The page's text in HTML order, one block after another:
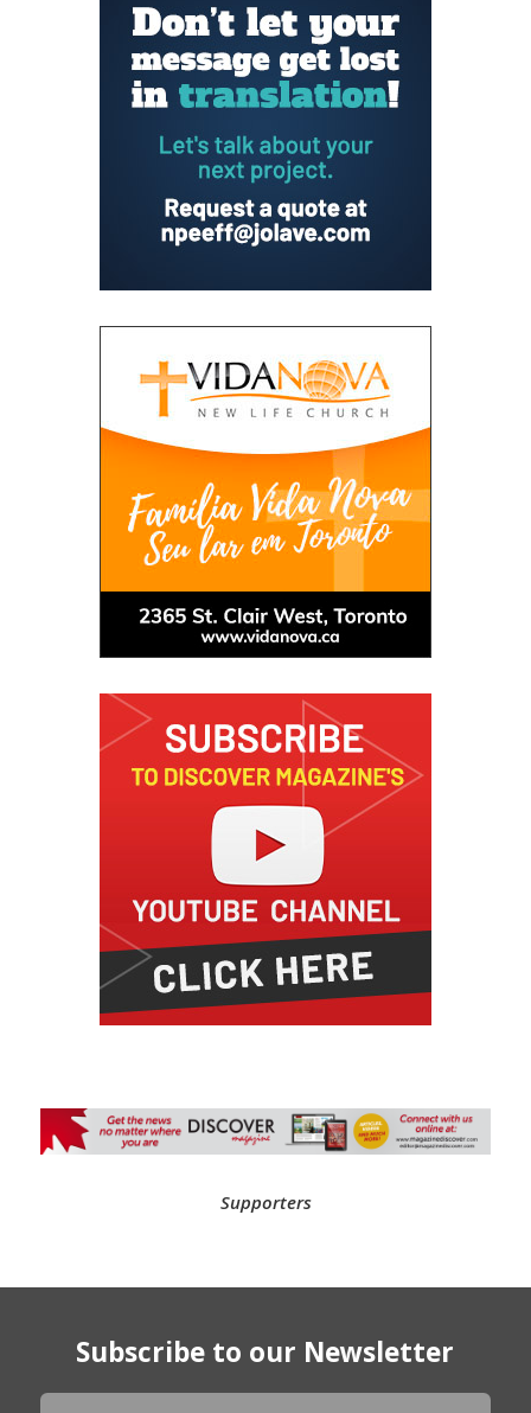
Supporters
Subscribe to our Newsletter